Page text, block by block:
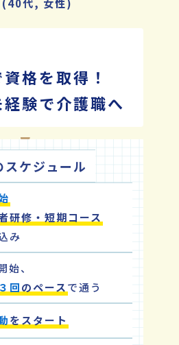
格を取得！
験で介護職へ
(40代, 女性)
スケジュール
研修・短期コース
み
始、
回のペースで通う
をスタート